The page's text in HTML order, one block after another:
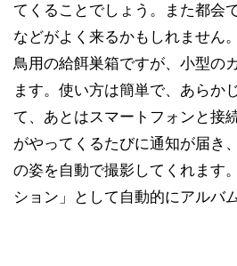
てくることでしょう。また都会
などがよく来るかもしれません
鳥用の給餌巣箱ですが、小型の
ます。使い方は簡単で、あらか
て、あとはスマートフォンと接
がやってくるたびに通知が届き
の姿を自動で撮影してくれます
ション」として自動的にアルバ